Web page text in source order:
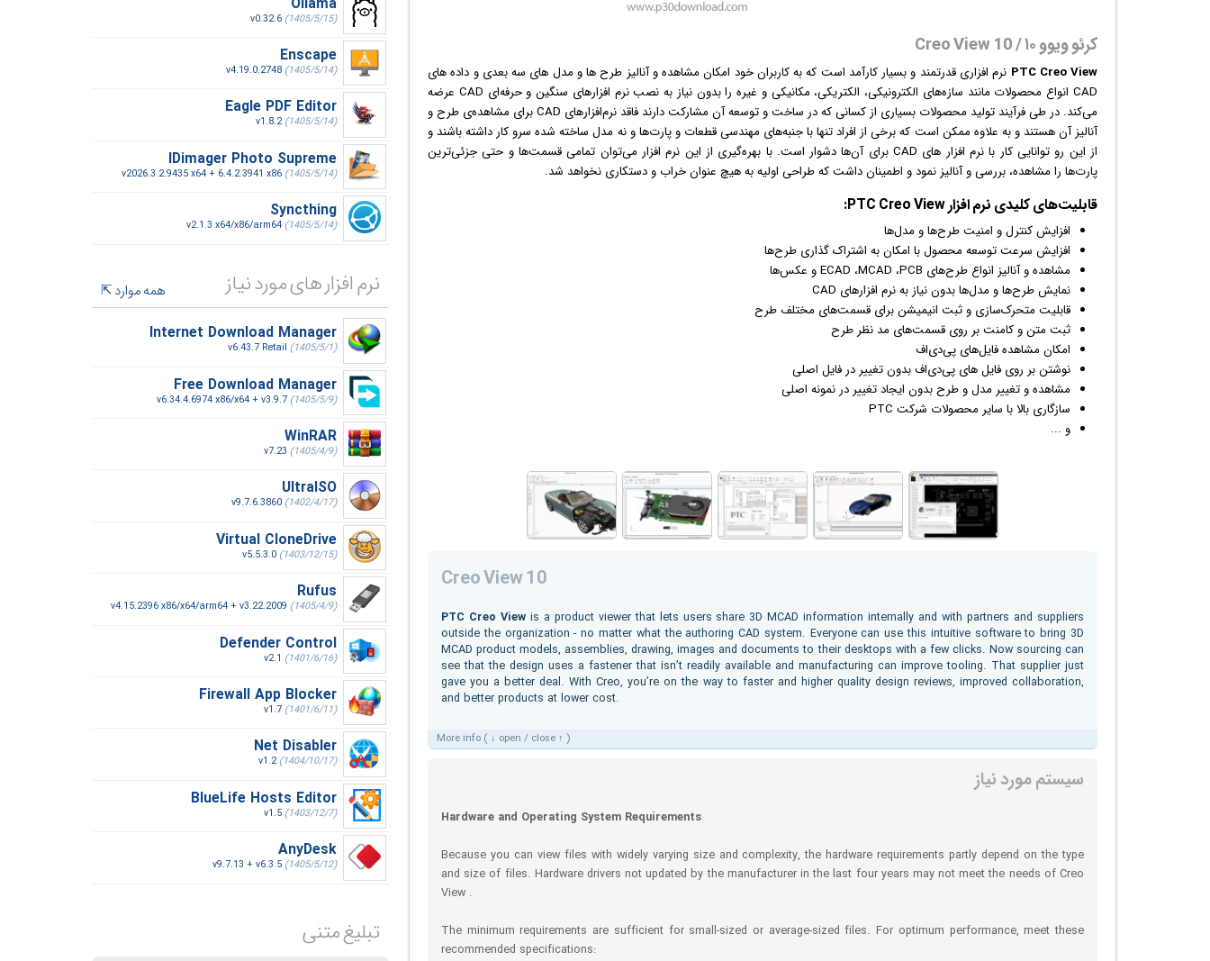
کرئو ویوو ۱۰ / Creo View 10
PTC Creo View نرم افزاری قدرتمند و بسیار کارآمد است که به کاربران خود امکان مشاهده و آنالیز طرح ها و مدل های سه بعدی و داده های
CAD انواع محصولات مانند سازه‌های الکترونیکی، الکتریکی، مکانیکی و غیره را بدون نیاز به نصب نرم افزارهای سنگین و حرفه‌ای CAD عرضه
می‌کند. در طی فرآیند تولید محصولات بسیاری از کسانی که در ساخت و توسعه آن مشارکت دارند فاقد نرم‌افزارهای CAD برای مشاهده‌ی طرح و
آنالیز آن هستند و به علاوه ممکن است که برخی از افراد تنها با جنبه‌های مهندسی قطعات و پارت‌ها و نه مدل ساخته شده سرو کار داشته باشند و
از این رو توانایی کار با نرم افزار های CAD برای آن‌ها دشوار است. با بهره‌گیری از این نرم افزار می‌توان تمامی قسمت‌ها و حتی جزئی‌ترین
پارت‌ها را مشاهده، بررسی و آنالیز نمود و اطمینان داشت که طراحی اولیه به هیچ عنوان خراب و دستکاری نخواهد شد.
قابلیت‌‌های کلیدی نرم افزار
افزایش کنترل و امنیت طرح‌ها و مدل‌ها
افزایش سرعت توسعه محصول با امکان به اشتراک گذاری طرح‌ها
مشاهده و آنالیز انواع طرح‌های ECAD ،MCAD ،PCB و
عکس‌ها
نمایش طرح‌ها و مدل‌ها بدون نیاز به نرم افزارهای CAD
قابلیت متحرک‌سازی و ثبت انیمیشنبرای قسمت‌های مختلف طرح
ثبت متن و کامنت بر روی قسمت‌های مد نظر طرح
امکان مشاهده فایل‌های پی‌دی‌اف
نوشتن بر روی فایل های پی‌دی‌اف بدون تغییر در فایل اصلی
مشاهده و تغییر مدل و طرح بدون ایجاد تغییر در نمونه اصلی
سازگاری بالا با سایر محصولات شرکت PTC
و ...
Creo View 10
PTC Creo Viewis a product viewer that lets users share 3D MCAD information internally and with partners and suppliers
outside the organization - no matter what the authoring CAD system. Everyone can use this intuitive software to bring 3D
MCAD product models, assemblies, drawing, images and documents to their desktops with a few clicks. Now sourcing can
see that the design uses a fastener that isn’t readily available and manufacturing can improve tooling. That supplier just
gave you a better deal. With Creo, you’re on the way to faster and higher quality design reviews, improved collaboration,
and better products at lower cost.
More info ( ↓ open / close ↑ )
سیستم مورد نیاز
Hardware and Operating System Requirements
Because you can view files with widely varying size and complexity, the hardware requirements partly depend on the type
and size of files. Hardware drivers not updated by the manufacturer in the last four years may not meet the needs of Creo
View .
The minimum requirements are sufficient for small-sized or average-sized files. For optimum performance, meet these
recommended specifications:
v0.32.6 (1405/5/15)
Enscape
v4.19.0.2748 (1405/5/14)
Eagle PDF Editor
v1.8.2(1405/5/14)
IDimager Photo Supreme
v2026.3.2.9435 x64 + 6.4.2.3941 x86 (1405/5/14)
Syncthing
v2.1.3 x64/x86/arm64 (1405/5/14)
نرم افزار های مورد نیاز
همه موارد
Internet Download Manager
v6.43.7 Retail (1405/5/1)
Free Download Manager
v6.34.4.6974 x86/x64 + v3.9.7 (1405/5/9)
WinRAR
v7.23 (1405/4/9)
UltraISO
v9.7.6.3860 (1402/4/17)
Virtual CloneDrive
v5.5.3.0 (1403/12/15)
Rufus
v4.15.2396 x86/x64/arm64 + v3.22.2009 (1405/4/9)
Defender Control
v2.1 (1401/6/16)
Firewall App Blocker
v1.7 (1401/6/11)
Net Disabler
v1.2(1404/10/17)
BlueLife Hosts Editor
v1.5 (1403/12/7)
AnyDesk
v9.7.13 + v6.3.5 (1405/5/12)
تبلیغ متنی